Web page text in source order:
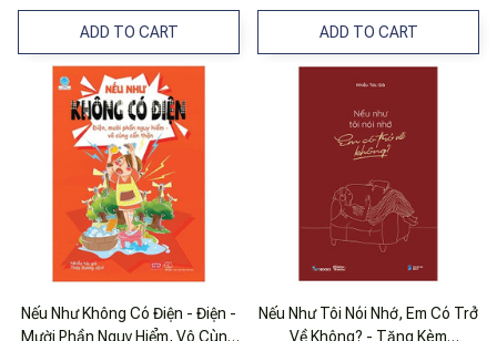
ADD TO CART ADD TO CART
Nếu Như Không Có Điện - Điện -
Mười Phần Nguy Hiểm, Vô Cùng
Nếu Như Tôi Nói Nhớ, Em Có Trở
Về Không? - Tặng Kèm